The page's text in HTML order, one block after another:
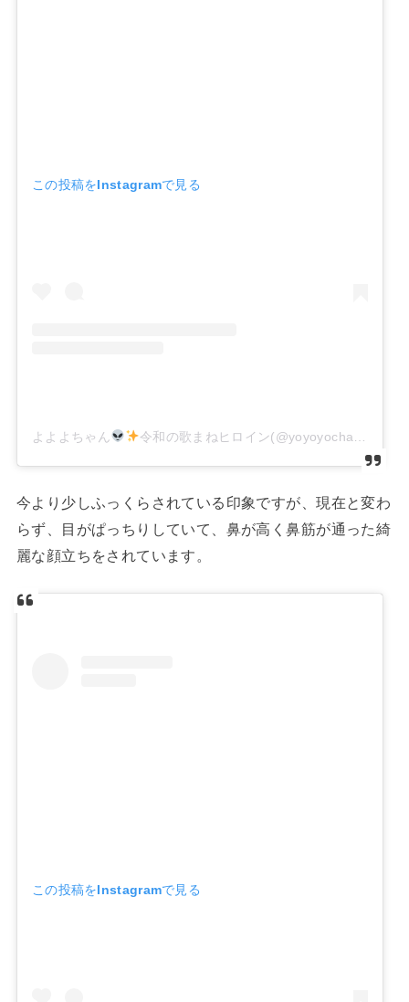
この投稿をInstagramで見る
よよよちゃん 令和の歌まねヒロイン(@yoyoyochan_insta)がシェアした投稿
今より少しふっくらされている印象ですが、現在と変わ
らず、目がぱっちりしていて、鼻が高く鼻筋が通った綺
麗な顔立ちをされています。
この投稿をInstagramで見る